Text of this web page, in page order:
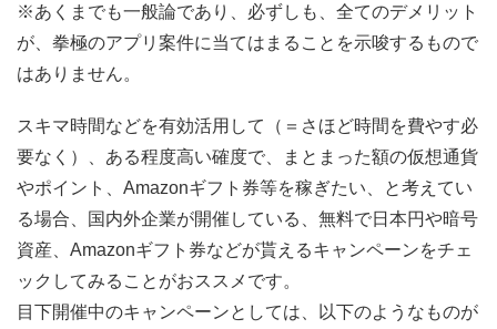
※あくまでも一般論であり、必ずしも、全てのデメリット
が、拳極のアプリ案件に当てはまることを示唆するもので
はありません。
スキマ時間などを有効活用して（＝さほど時間を費やす必
要なく）、ある程度高い確度で、まとまった額の仮想通貨
やポイント、Amazonギフト券等を稼ぎたい、と考えてい
る場合、国内外企業が開催している、無料で日本円や暗号
資産、Amazonギフト券などが貰えるキャンペーンをチェ
ックしてみることがおススメです。
目下開催中のキャンペーンとしては、以下のようなものが